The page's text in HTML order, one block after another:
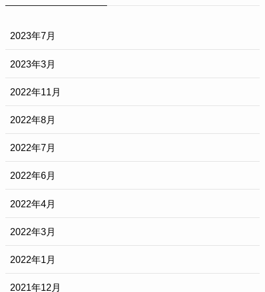
2023年7月
2023年3月
2022年11月
2022年8月
2022年7月
2022年6月
2022年4月
2022年3月
2022年1月
2021年12月